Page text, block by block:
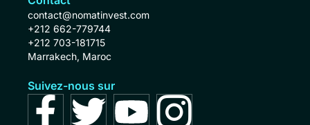
contact@nomatinvest.com
+212 662-779744
+212 703-181715
Marrakech, Maroc
Suivez-nous sur